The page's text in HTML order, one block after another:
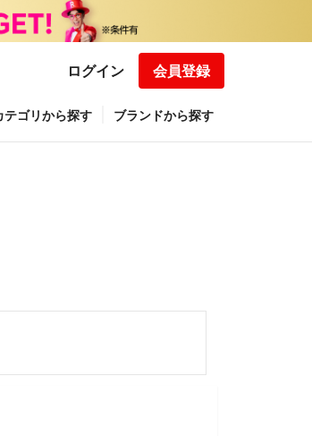
ログイン 会員登録
テゴリから探す ブランドから探す